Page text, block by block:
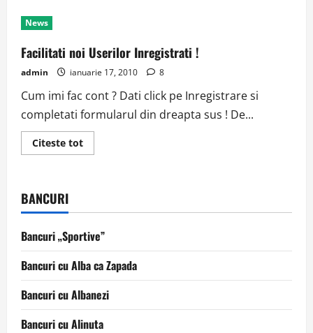
News
Facilitati noi Userilor Inregistrati !
admin ianuarie 17, 2010 8
Cum imi fac cont ? Dati click pe Inregistrare si
completati formularul din dreapta sus ! De...
Citeste totRead
more
!
BANCURI
Bancuri „Sportive”
Bancuri cu Alba ca Zapada
Bancuri cu Albanezi
Bancuri cu Alinuta